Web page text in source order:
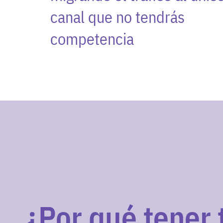
canal que no tendrás
competencia